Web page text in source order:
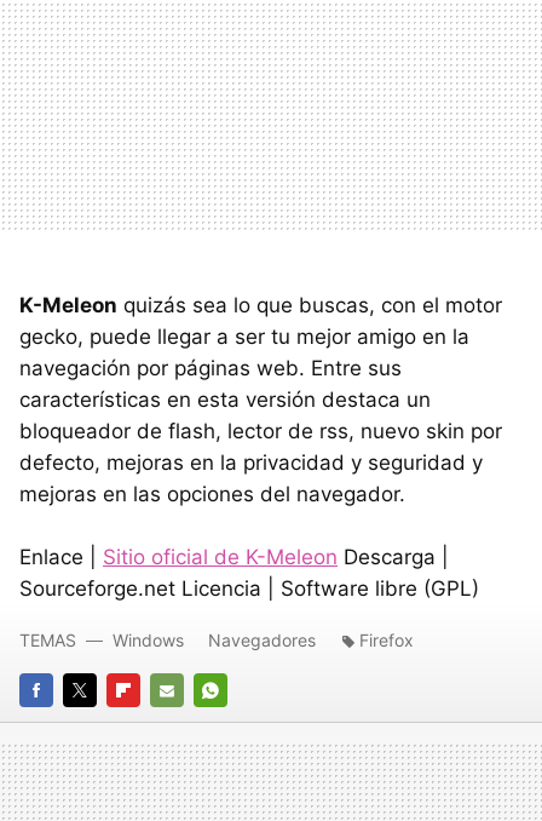
K-Meleon quizás sea lo que buscas, con el motor
gecko, puede llegar a ser tu mejor amigo en la
navegación por páginas web. Entre sus
características en esta versión destaca un
bloqueador de flash, lector de rss, nuevo skin por
defecto, mejoras en la privacidad y seguridad y
mejoras en las opciones del navegador.
Enlace | Sitio oficial de K-Meleon Descarga |
Sourceforge.net Licencia | Software libre (GPL)
FACEBOOK
TWITTERFLIPBOARD
E-
MAIL
WHATSAPP
TEMAS Windows Navegadores Firefox